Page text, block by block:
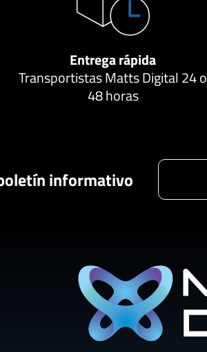
Entrega rápida
Transportistas Matts Digital 24 o
48 horas
informativo